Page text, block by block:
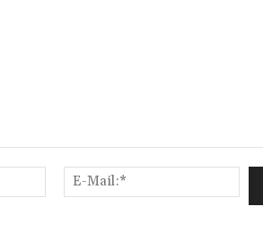
Name:*